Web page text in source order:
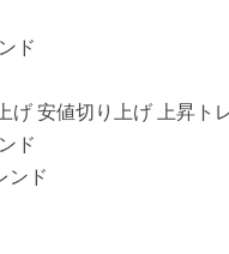
ド
げ 安値切り上げ 上昇ト
ド
ンド